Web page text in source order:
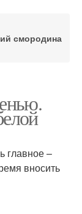
смородина
главное –
вносить